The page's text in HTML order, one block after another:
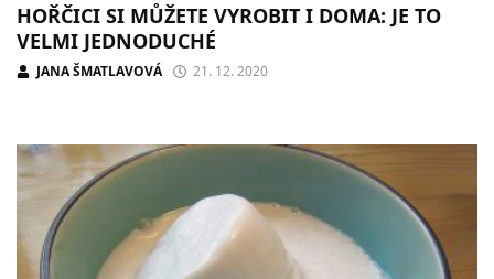
HOŘČICI SI MŮŽETE VYROBIT I DOMA: JE TO
VELMI JEDNODUCHÉ
JANA ŠMATLAVOVÁ 21. 12. 2020